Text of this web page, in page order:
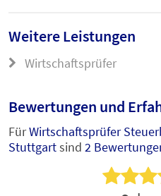
Weitere Leistungen
Wirtschaftsprüfer
Bewertungen und
FürWirtschaftsprüfer
Stuttgartsind 2